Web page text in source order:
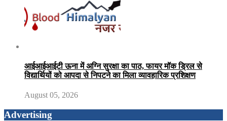
आईआईआईटी ऊना में अग्नि सुरक्षा का पाठ, फायर मॉक ड्रिल से
विद्यार्थियों को आपदा से निपटने का मिला व्यावहारिक प्रशिक्षण
August 05, 2026
Advertising